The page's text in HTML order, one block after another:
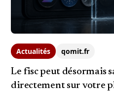
Actualités qomit.fr
Le fisc peut désormais
directement sur votre